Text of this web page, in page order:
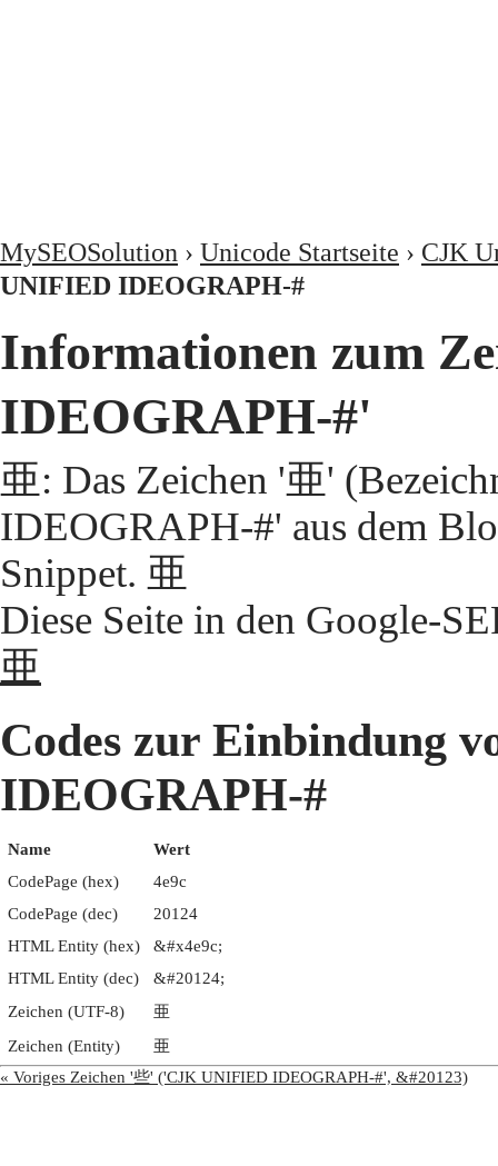
MySEOSolution › Unicode Startseite › CJK
UNIFIED IDEOGRAPH-#
Informationen zum
IDEOGRAPH-#'
亜: Das Zeichen '亜'
IDEOGRAPH-#' aus dem
Snippet. 亜
Diese Seite in den Google-
亜
Codes zur Einbindung
IDEOGRAPH-#
Name
Wert
CodePage (hex)
4e9c
CodePage (dec)
20124
HTML Entity (hex)
&#x4e9c;
HTML Entity (dec)
&#20124;
Zeichen (UTF-8)
亜
Zeichen (Entity)
亜
« Voriges Zeichen '些' ('CJK UNIFIED IDEOGRAPH-#', &#20123)